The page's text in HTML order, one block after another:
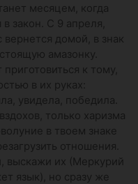
месяцем, когда
закон. С 9 апреля,
вернется домой, в знак
амазонку.
к тому,
в их руках:
увидела, победила.
только харизма
в твоем знаке
отношения.
выскажи их (Меркурий
язык), но сразу же